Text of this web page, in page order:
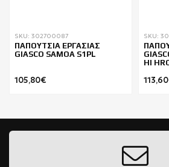
SKU: 302700087
ΠΑΠΟΥΤΣΙΑ ΕΡΓΑΣΙΑΣ
GIASCO SAMOA S1PL
105,80€
SKU:
HI